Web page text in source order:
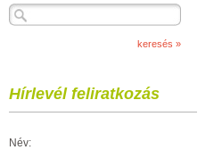
Hírlevél feliratkozás
Név: